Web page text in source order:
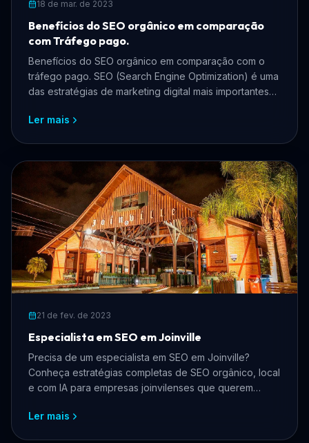
18 de mar. de 2023
Benefícios do SEO orgânico em comparação
com Tráfego pago.
Benefícios do SEO orgânico em comparação com o
tráfego pago. SEO (Search Engine Optimization) é uma
das estratégias de marketing digital mais importantes
Ler mais
21 de fev. de 2023
Especialista em SEO em Joinville
Precisa de um especialista em SEO em Joinville?
Conheça estratégias completas de SEO orgânico, local
e com IA para empresas joinvilenses que querem
buscadores.
Ler mais